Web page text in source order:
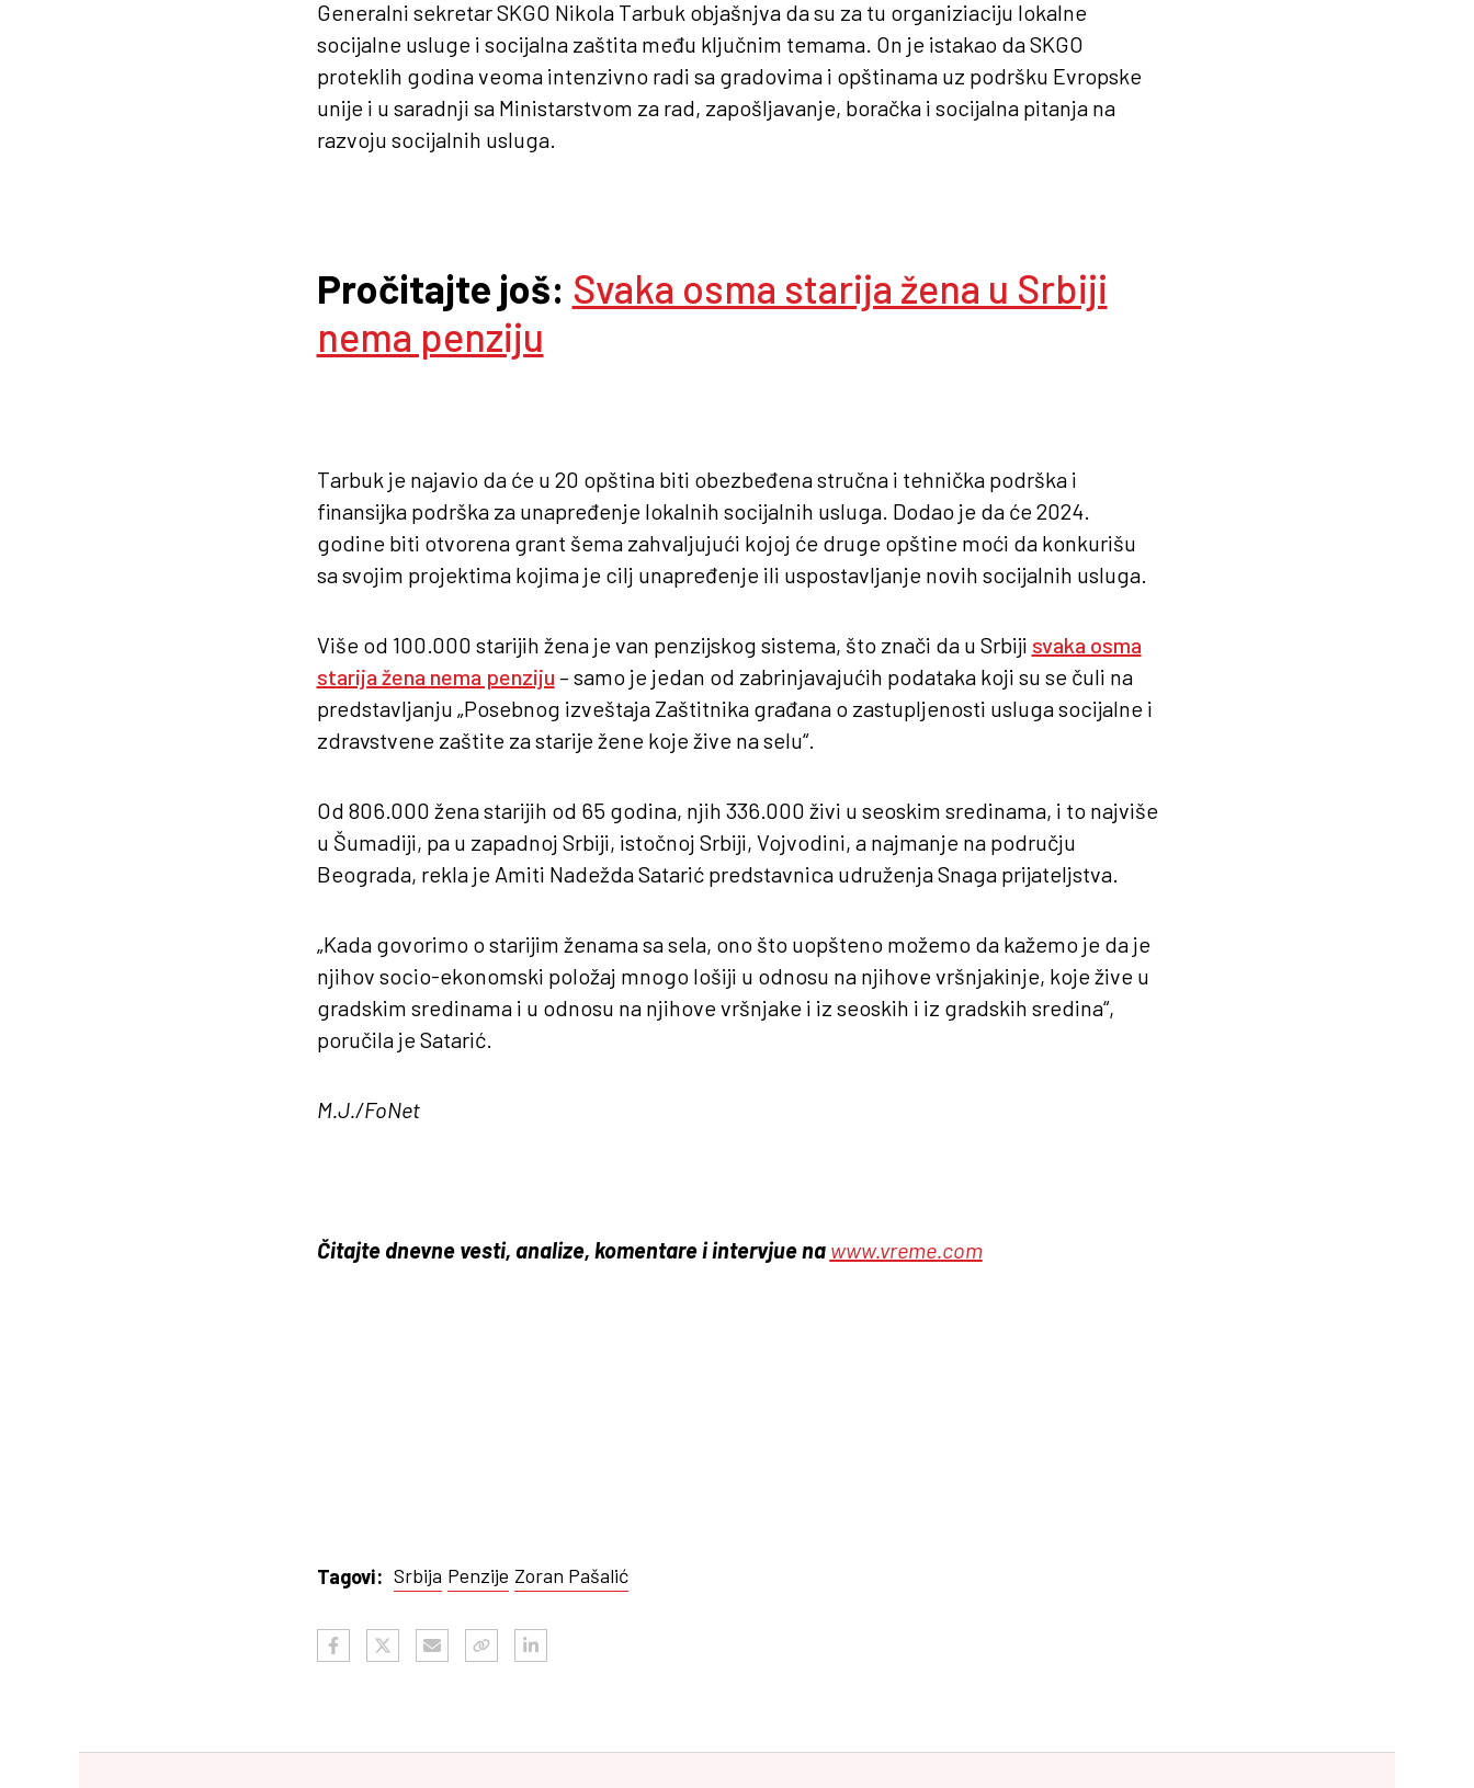
Generalni sekretar SKGO Nikola Tarbuk objašnjva da su za tu organiziaciju lokalne
socijalne usluge i socijalna zaštita među ključnim temama. On je istakao da SKGO
proteklih godina veoma intenzivno radi sa gradovima i opštinama uz podršku Evropske
unije i u saradnji sa Ministarstvom za rad, zapošljavanje, boračka i socijalna pitanja na
razvoju socijalnih usluga.
Pročitajte još: Svaka osma starija žena u Srbiji
nema penziju
Tarbuk je najavio da će u 20 opština biti obezbeđena stručna i tehnička podrška i
finansijka podrška za unapređenje lokalnih socijalnih usluga. Dodao je da će 2024.
godine biti otvorena grant šema zahvaljujući kojoj će druge opštine moći da konkurišu
sa svojim projektima kojima je cilj unapređenje ili uspostavljanje novih socijalnih usluga.
Više od 100.000 starijih žena je van penzijskog sistema, što znači da u Srbiji svaka osma
starija žena nema penziju – samo je jedan od zabrinjavajućih podataka koji su se čuli na
predstavljanju „Posebnog izveštaja Zaštitnika građana o zastupljenosti usluga socijalne i
zdravstvene zaštite za starije žene koje žive na selu“.
Od 806.000 žena starijih od 65 godina, njih 336.000 živi u seoskim sredinama, i to najviše
u Šumadiji, pa u zapadnoj Srbiji, istočnoj Srbiji, Vojvodini, a najmanje na području
Beograda, rekla je Amiti Nadežda Satarić predstavnica udruženja Snaga prijateljstva.
„Kada govorimo o starijim ženama sa sela, ono što uopšteno možemo da kažemo je da je
njihov socio-ekonomski položaj mnogo lošiji u odnosu na njihove vršnjakinje, koje žive u
gradskim sredinama i u odnosu na njihove vršnjake i iz seoskih i iz gradskih sredina“,
poručila je Satarić.
M.J./FoNet
Čitajte dnevne vesti, analize, komentare i intervjue na www.vreme.com
Tagovi: Srbija Penzije Zoran Pašalić